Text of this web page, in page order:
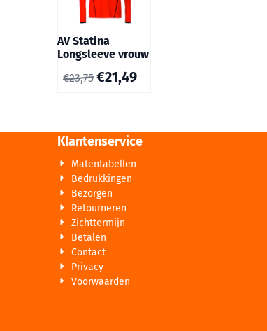
AV Statina
Longsleeve vrouw
€23,75 €21,49
Klantenservice
Matentabellen
Bedrukkingen
Bezorgen
Retourneren
Zichttermijn
Betalen
Contact
Privacy
Voorwaarden